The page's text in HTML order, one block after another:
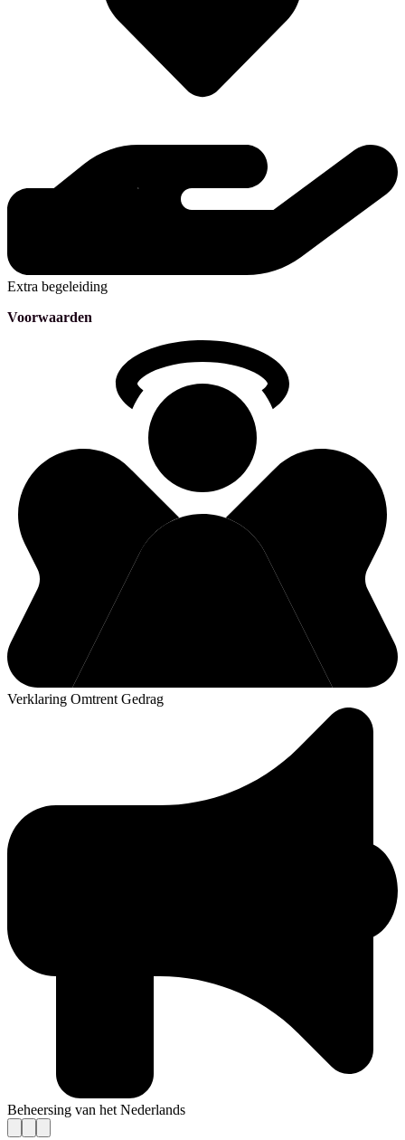
Extra begeleiding
Voorwaarden
Verklaring Omtrent Gedrag
Beheersing van het Nederlands